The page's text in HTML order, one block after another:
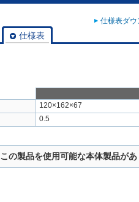
仕様表ダ
仕様表
120×162×67
0.5
この製品を使用可能な本体製品が